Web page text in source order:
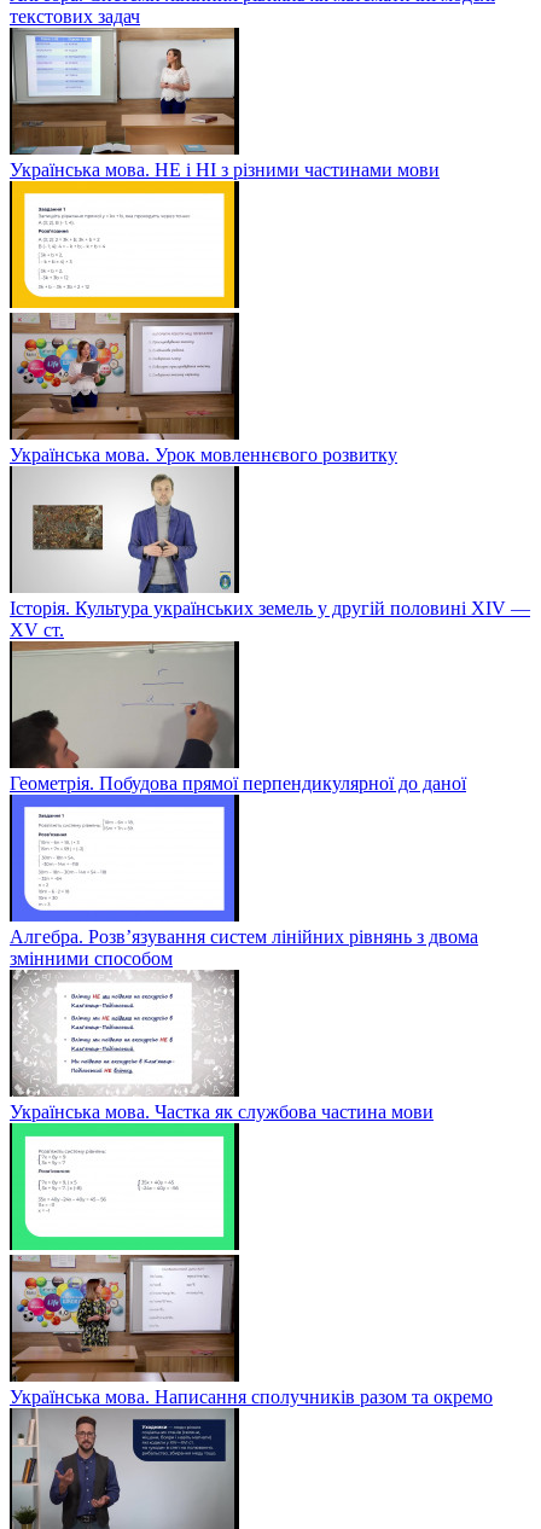
текстових задач
Українська мова. НЕ і НІ з різними частинами мови
Українська мова. Урок мовленнєвого розвитку
Історія. Культура українських земель у другій половині XIV —
XV ст.
Геометрія. Побудова прямої перпендикулярної до даної
Алгебра. Розв’язування систем лінійних рівнянь з двома
змінними способом
Українська мова. Частка як службова частина мови
Українська мова. Написання сполучників разом та окремо